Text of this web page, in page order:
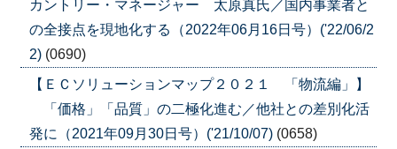
カントリー・マネージャー 太原真氏／国内事業者と
の全接点を現地化する（2022年06月16日号）('22/06/2
2) (0690)
【ＥＣソリューションマップ２０２１ 「物流編」】
「価格」「品質」の二極化進む／他社との差別化活
発に（2021年09月30日号）('21/10/07) (0658)